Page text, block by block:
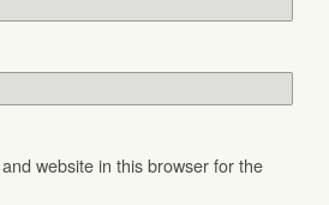
website in this browser for the